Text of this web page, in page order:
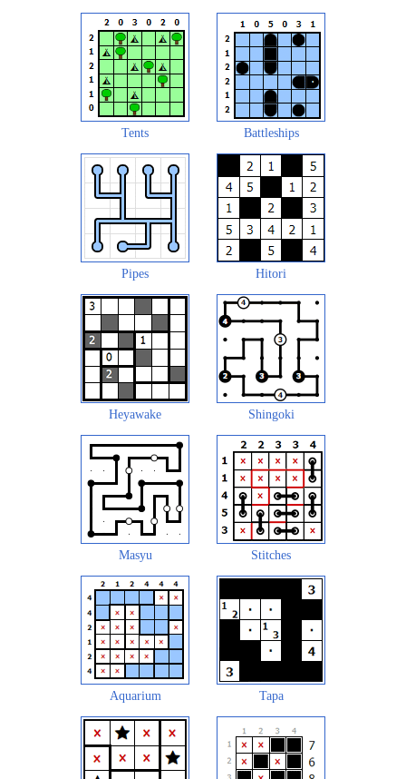
Tents Battleships
Pipes Hitori
Heyawake Shingoki
Masyu Stitches
Aquarium Tapa